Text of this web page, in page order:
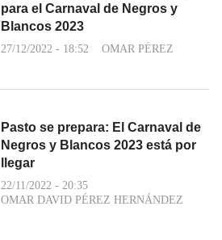
para el Carnaval de Negros y
Blancos 2023
27/12/2022 - 18:52 OMAR PÉREZ
Pasto se prepara: El Carnaval de
Negros y Blancos 2023 está por
llegar
22/11/2022 - 20:35
OMAR DAVID PÉREZ HERNÁNDEZ